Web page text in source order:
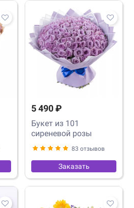
5 490 ₽
Букет из 101
сиреневой розы
83 отзывов
Заказать